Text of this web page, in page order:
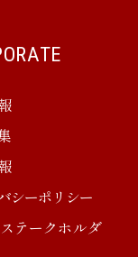
シーポリシー
テークホルダ